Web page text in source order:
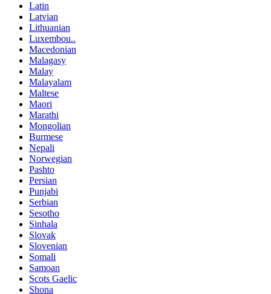
Latin
Latvian
Lithuanian
Luxembou..
Macedonian
Malagasy
Malay
Malayalam
Maltese
Maori
Marathi
Mongolian
Burmese
Nepali
Norwegian
Pashto
Persian
Punjabi
Serbian
Sesotho
Sinhala
Slovak
Slovenian
Somali
Samoan
Scots Gaelic
Shona